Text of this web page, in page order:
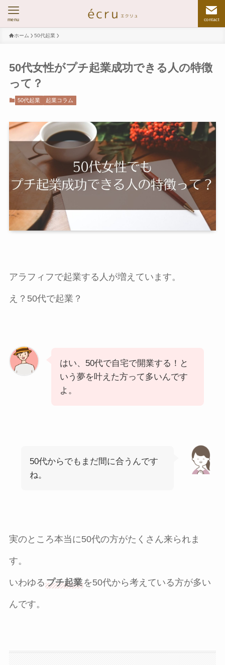
contact
menu
ホーム 50代起業
50代女性がプチ起業成功できる人の特徴
って？
50代起業 起業コラム
アラフィフで起業する人が増えています。
え？50代で起業？
はい、50代で自宅で開業する！と
いう夢を叶えた方って多いんです
よ。
50代からでもまだ間に合うんです
ね。
実のところ本当に50代の方がたくさん来られま
す。
いわゆるプチ起業を50代から考えている方が多い
んです。